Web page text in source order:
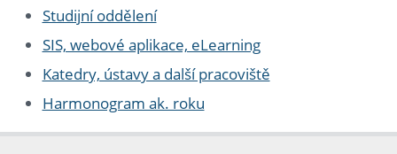
Studijní oddělení
SIS, webové aplikace, eLearning
Katedry, ústavy a další pracoviště
Harmonogram ak. roku